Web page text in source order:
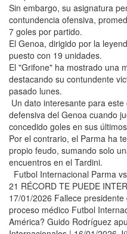
Sin embargo, su asignatura
contundencia ofensiva,
7 goles por partido.
El Genoa, dirigido por la
puesto con 19 unidades.
El "Grifone" ha mostrado una
destacando su contundente
pasado lunes.
Un dato interesante para
defensiva del Genoa cuando
concedido goles en sus
Por el contrario, el Parma ha
propio feudo, sumando solo
encuentros en el Tardini.
Futbol Internacional Parma
21 RÉCORD TE PUEDE
17/01/2026 Fallece
proceso médico Futbol
América? Guido Rodríguez